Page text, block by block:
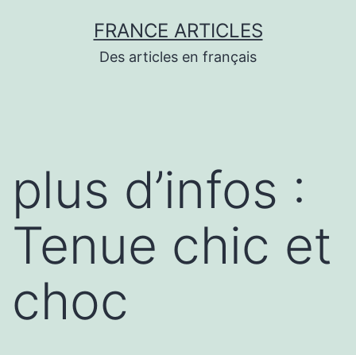
FRANCE ARTICLES
Des articles en français
plus d’infos :
Tenue chic et
choc